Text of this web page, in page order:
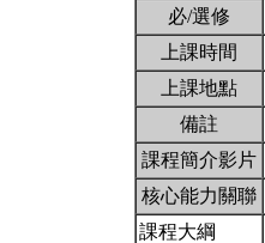
必/選修
上課時間
上課地點
備註
課程簡介影片
核心能力關聯
課程大綱